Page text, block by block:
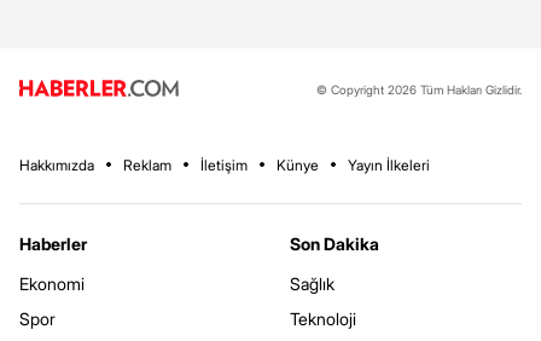
© Copyright 2026 Tüm Hakları Gizlidir.
Hakkımızda Reklam İletişim Künye Yayın İlkeleri
Haberler
Ekonomi
Spor
Son Dakika
Sağlık
Teknoloji